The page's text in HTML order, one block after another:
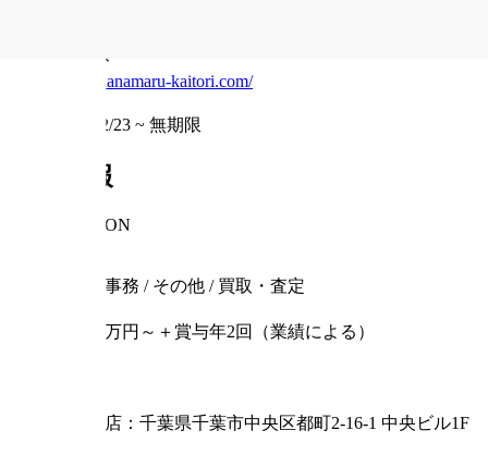
ウェブサイト
https://hanamaru-kaitori.com/
2024/12/23 ~ 無期限
求人情報
INFORMATION
管理・事務 / その他 / 買取・査定
月給23万円～＋賞与年2回（業績による）
千葉支店：千葉県千葉市中央区都町2-16-1 中央ビル1F